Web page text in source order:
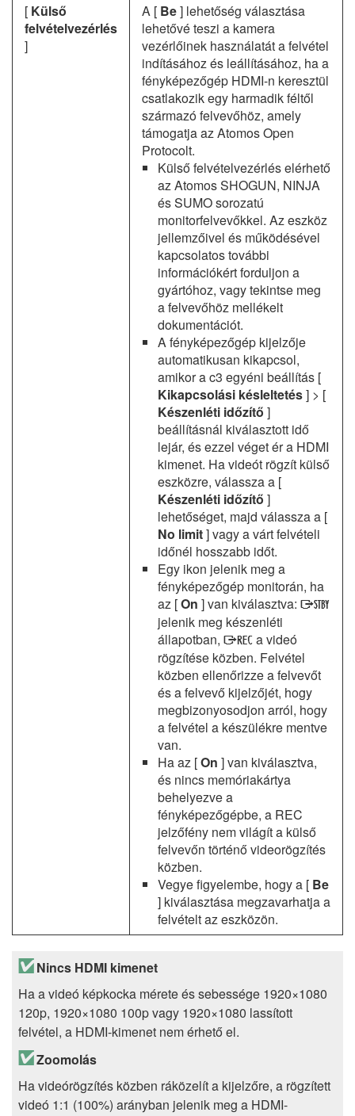
[ Külső
felvételvezérlés
]
A [ Be] lehetőség választása
lehetővé teszi a kamera
vezérlőinek használatát a felvétel
indításához és leállításához, ha a
fényképezőgép HDMI-n keresztül
csatlakozik egy harmadik féltől
származó felvevőhöz, amely
támogatja az Atomos Open
Protocolt.
Külső felvételvezérlés elérhető
az Atomos SHOGUN, NINJA
és SUMO sorozatú
monitorfelvevőkkel. Az eszköz
jellemzőivel és működésével
kapcsolatos további
információkért forduljon a
gyártóhoz, vagy tekintse meg
a felvevőhöz mellékelt
dokumentációt.
A fényképezőgép kijelzője
automatikusan kikapcsol,
amikor a c3 egyéni beállítás [
Kikapcsolási késleltetés] > [
Készenléti időzítő ]
beállításnál kiválasztott idő
lejár, és ezzel véget ér a HDMI
kimenet. Ha videót rögzít külső
eszközre, válassza a [
Készenléti időzítő ]
lehetőséget, majd válassza a [
No limit] vagy a várt felvételi
időnél hosszabb időt.
Egy ikon jelenik meg a
fényképezőgép monitorán, ha
az [On ] van kiválasztva: A
jelenik meg készenléti
állapotban, B a videó
rögzítése közben. Felvétel
közben ellenőrizze a felvevőt
és a felvevő kijelzőjét, hogy
megbizonyosodjon arról, hogy
a felvétel a készülékre mentve
van.
Ha az [On ] van kiválasztva,
és nincs memóriakártya
behelyezve a
fényképezőgépbe, a REC
jelzőfény nem világít a külső
felvevőn történő videorögzítés
közben.
Vegye figyelembe, hogy a [ Be
] kiválasztása megzavarhatja a
felvételt az eszközön.
Nincs HDMI kimenet
Ha a videó képkocka mérete és sebessége 1920×1080
120p, 1920×1080 100p vagy 1920×1080 lassított
felvétel, a HDMI-kimenet nem érhető el.
Zoomolás
Ha videórögzítés közben ráközelít a kijelzőre, a rögzített
videó 1:1 (100%) arányban jelenik meg a HDMI-